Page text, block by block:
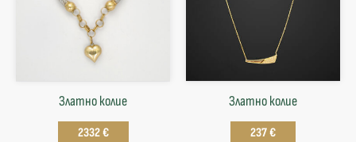
Златно колие
2332 €
Златнo колие
237 €